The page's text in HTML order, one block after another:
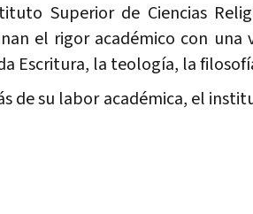
Superior de Ciencias
el rigor académico con
Escritura, la teología, la
de su labor académica, el